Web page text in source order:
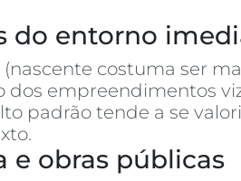
do entorno
costuma ser
dos empreendimentos
padrão tende a se
e obras públicas